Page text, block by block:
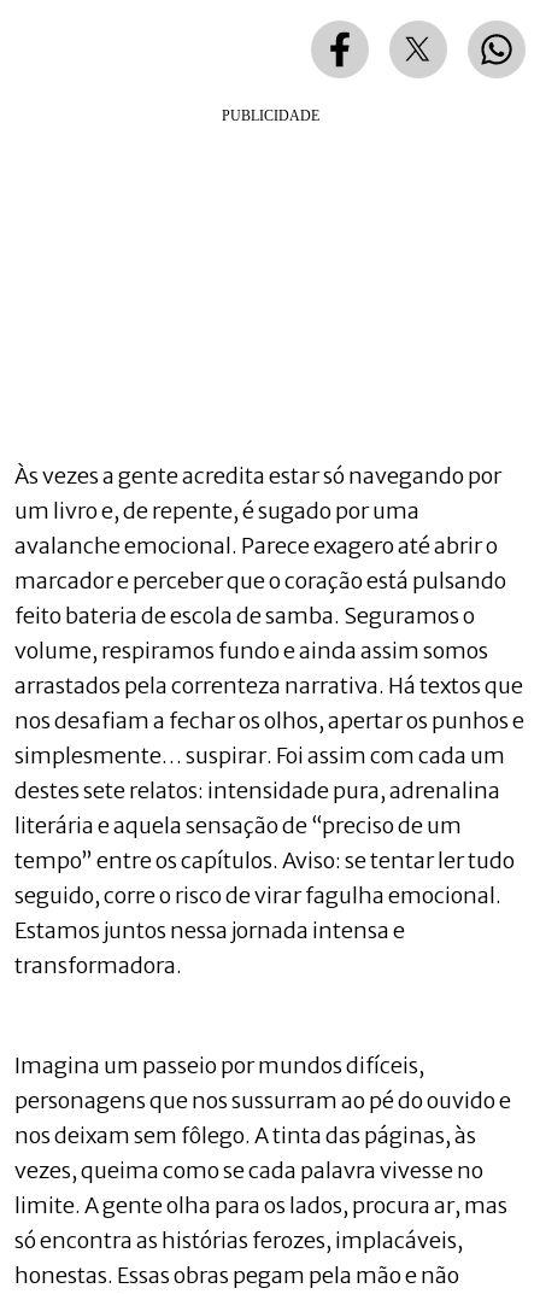
Às vezes a gente acredita estar só navegando por
um livro e, de repente, é sugado por uma
avalanche emocional. Parece exagero até abrir o
marcador e perceber que o coração está pulsando
feito bateria de escola de samba. Seguramos o
volume, respiramos fundo e ainda assim somos
arrastados pela correnteza narrativa. Há textos que
nos desafiam a fechar os olhos, apertar os punhos e
simplesmente… suspirar. Foi assim com cada um
destes sete relatos: intensidade pura, adrenalina
literária e aquela sensação de “preciso de um
tempo” entre os capítulos. Aviso: se tentar ler tudo
seguido, corre o risco de virar fagulha emocional.
Estamos juntos nessa jornada intensa e
transformadora.
Imagina um passeio por mundos difíceis,
personagens que nos sussurram ao pé do ouvido e
nos deixam sem fôlego. A tinta das páginas, às
vezes, queima como se cada palavra vivesse no
limite. A gente olha para os lados, procura ar, mas
só encontra as histórias ferozes, implacáveis,
honestas. Essas obras pegam pela mão e não